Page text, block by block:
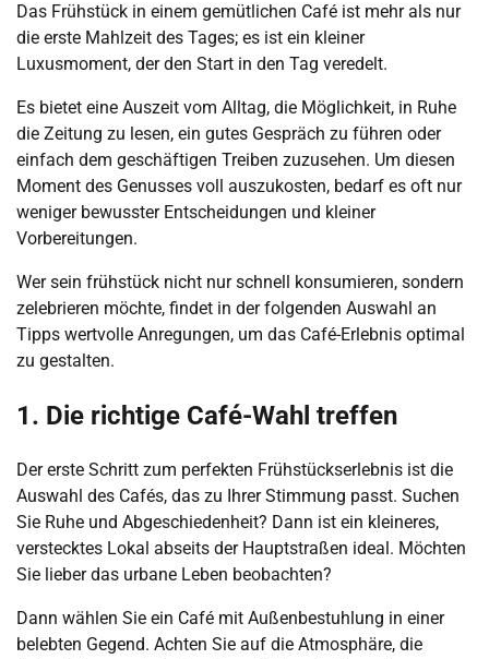
Das Frühstück in einem gemütlichen Café ist mehr als nur
die erste Mahlzeit des Tages; es ist ein kleiner
Luxusmoment, der den Start in den Tag veredelt.
Es bietet eine Auszeit vom Alltag, die Möglichkeit, in Ruhe
die Zeitung zu lesen, ein gutes Gespräch zu führen oder
einfach dem geschäftigen Treiben zuzusehen. Um diesen
Moment des Genusses voll auszukosten, bedarf es oft nur
weniger bewusster Entscheidungen und kleiner
Vorbereitungen.
Wer sein frühstück nicht nur schnell konsumieren, sondern
zelebrieren möchte, findet in der folgenden Auswahl an
Tipps wertvolle Anregungen, um das Café-Erlebnis optimal
zu gestalten.
1. Die richtige Café-Wahl treffen
Der erste Schritt zum perfekten Frühstückserlebnis ist die
Auswahl des Cafés, das zu Ihrer Stimmung passt. Suchen
Sie Ruhe und Abgeschiedenheit? Dann ist ein kleineres,
verstecktes Lokal abseits der Hauptstraßen ideal. Möchten
Sie lieber das urbane Leben beobachten?
Dann wählen Sie ein Café mit Außenbestuhlung in einer
belebten Gegend. Achten Sie auf die Atmosphäre, die